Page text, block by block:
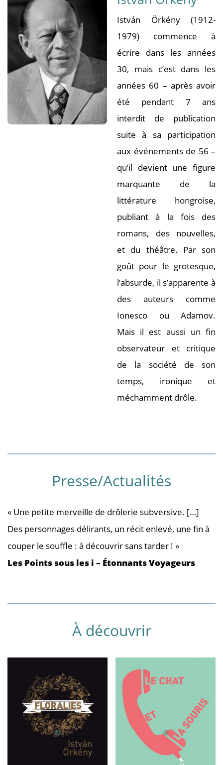
István Örkény (1912-
1979) commence à
écrire dans les années
30, mais c’est dans les
années 60 – après avoir
été pendant 7 ans
interdit de publication
suite à sa participation
aux événements de 56 –
qu’il devient une figure
marquante de la
littérature hongroise,
publiant à la fois des
romans, des nouvelles,
et du théâtre. Par son
goût pour le grotesque,
l’absurde, il s’apparente à
des auteurs comme
Ionesco ou Adamov.
Mais il est aussi un fin
observateur et critique
de la société de son
temps, ironique et
méchamment drôle.
Presse/Actualités
« Une petite merveille de drôlerie subversive. […]
Des personnages délirants, un récit enlevé, une fin à
couper le souffle : à découvrir sans tarder ! »
Les Points sous les i – Étonnants Voyageurs
À découvrir